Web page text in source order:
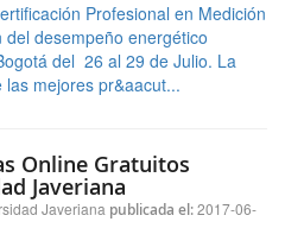
Profesional en Medición
del desempeño energético
del 26 al 29 de Julio. La
las mejores pr&aacut...
Online Gratuitos
Javeriana
Javeriana publicada el:2017-06-